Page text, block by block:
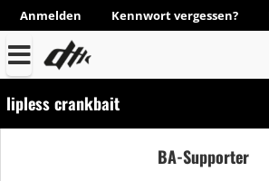
Anmelden Kennwort vergessen?
lipless crankbait
BA-Supporter